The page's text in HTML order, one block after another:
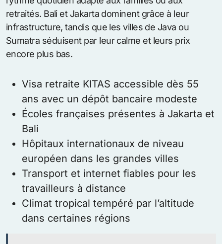
retraités. Bali et Jakarta dominent grâce à leur
infrastructure, tandis que les villes de Java ou
Sumatra séduisent par leur calme et leurs prix
encore plus bas.
Visa retraite KITAS accessible dès 55
ans avec un dépôt bancaire modeste
Écoles françaises présentes à Jakarta et
Bali
Hôpitaux internationaux de niveau
européen dans les grandes villes
Transport et internet fiables pour les
travailleurs à distance
Climat tropical tempéré par l’altitude
dans certaines régions